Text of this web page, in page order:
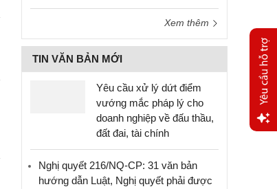
Xem thêm
TIN VĂN BẢN MỚI
Yêu cầu xử lý dứt điểm
vướng mắc pháp lý cho
doanh nghiệp về đấu thầu,
đất đai, tài chính
Nghị quyết 216/NQ-CP: 31 văn bản
hướng dẫn Luật, Nghị quyết phải được